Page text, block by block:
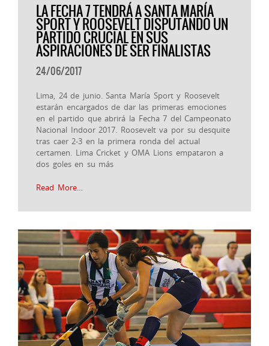
LA FECHA 7 TENDRÁ A SANTA MARÍA
SPORT Y ROOSEVELT DISPUTANDO UN
PARTIDO CRUCIAL EN SUS
ASPIRACIONES DE SER FINALISTAS
24/06/2017
Lima, 24 de junio. Santa María Sport y Roosevelt
estarán encargados de dar las primeras emociones
en el partido que abrirá la Fecha 7 del Campeonato
Nacional Indoor 2017. Roosevelt va por su desquite
tras caer 2-3 en la primera ronda del actual
certamen. Lima Cricket y OMA Lions empataron a
dos goles en su más
Read More…